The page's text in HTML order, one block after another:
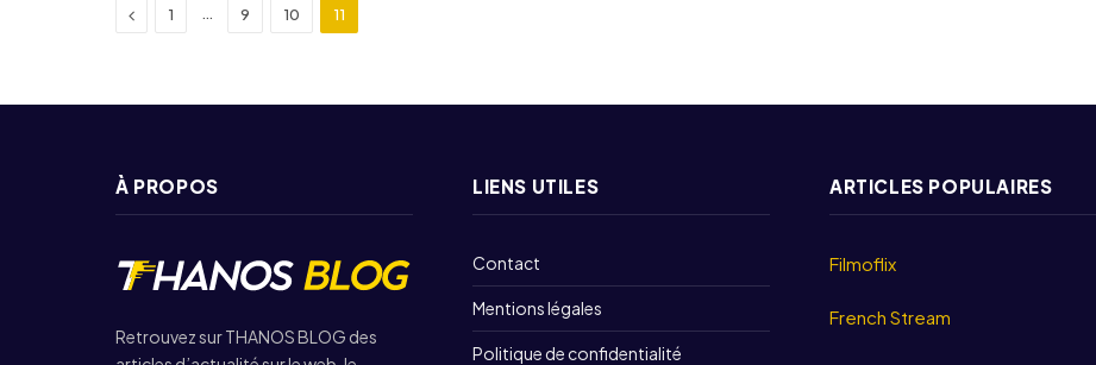
Previous
1 … 9 10 11
À PROPOS
Retrouvez sur THANOS BLOG des
LIENS UTILES
Contact
Mentions légales
Politique de confidentialité
ARTICLES POPULAIRES
Filmoflix
French Stream